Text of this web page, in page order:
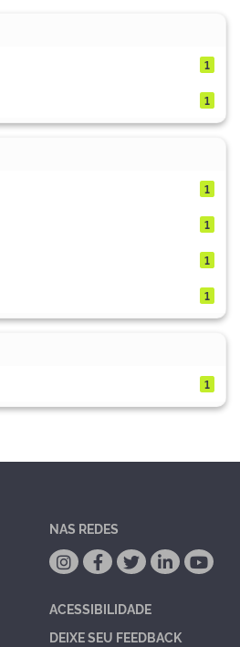
1
1
1
1
1
1
1
NAS REDES
ACESSIBILIDADE
DEIXE SEU FEEDBACK